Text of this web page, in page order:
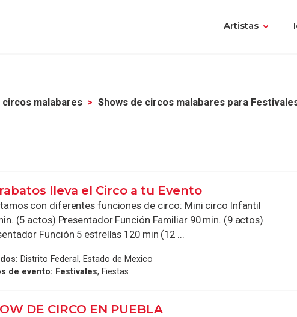
Artistas
circos malabares
Shows de circos malabares para
lleva el Circo a tu Evento
con diferentes funciones de circo: Mini circo Infantil
(5 actos) Presentador Función Familiar 90 min. (9 actos)
Función 5 estrellas 120 min (12 ...
Distrito Federal, Estado de Mexico
de evento: Festivales, Fiestas
DE CIRCO EN PUEBLA